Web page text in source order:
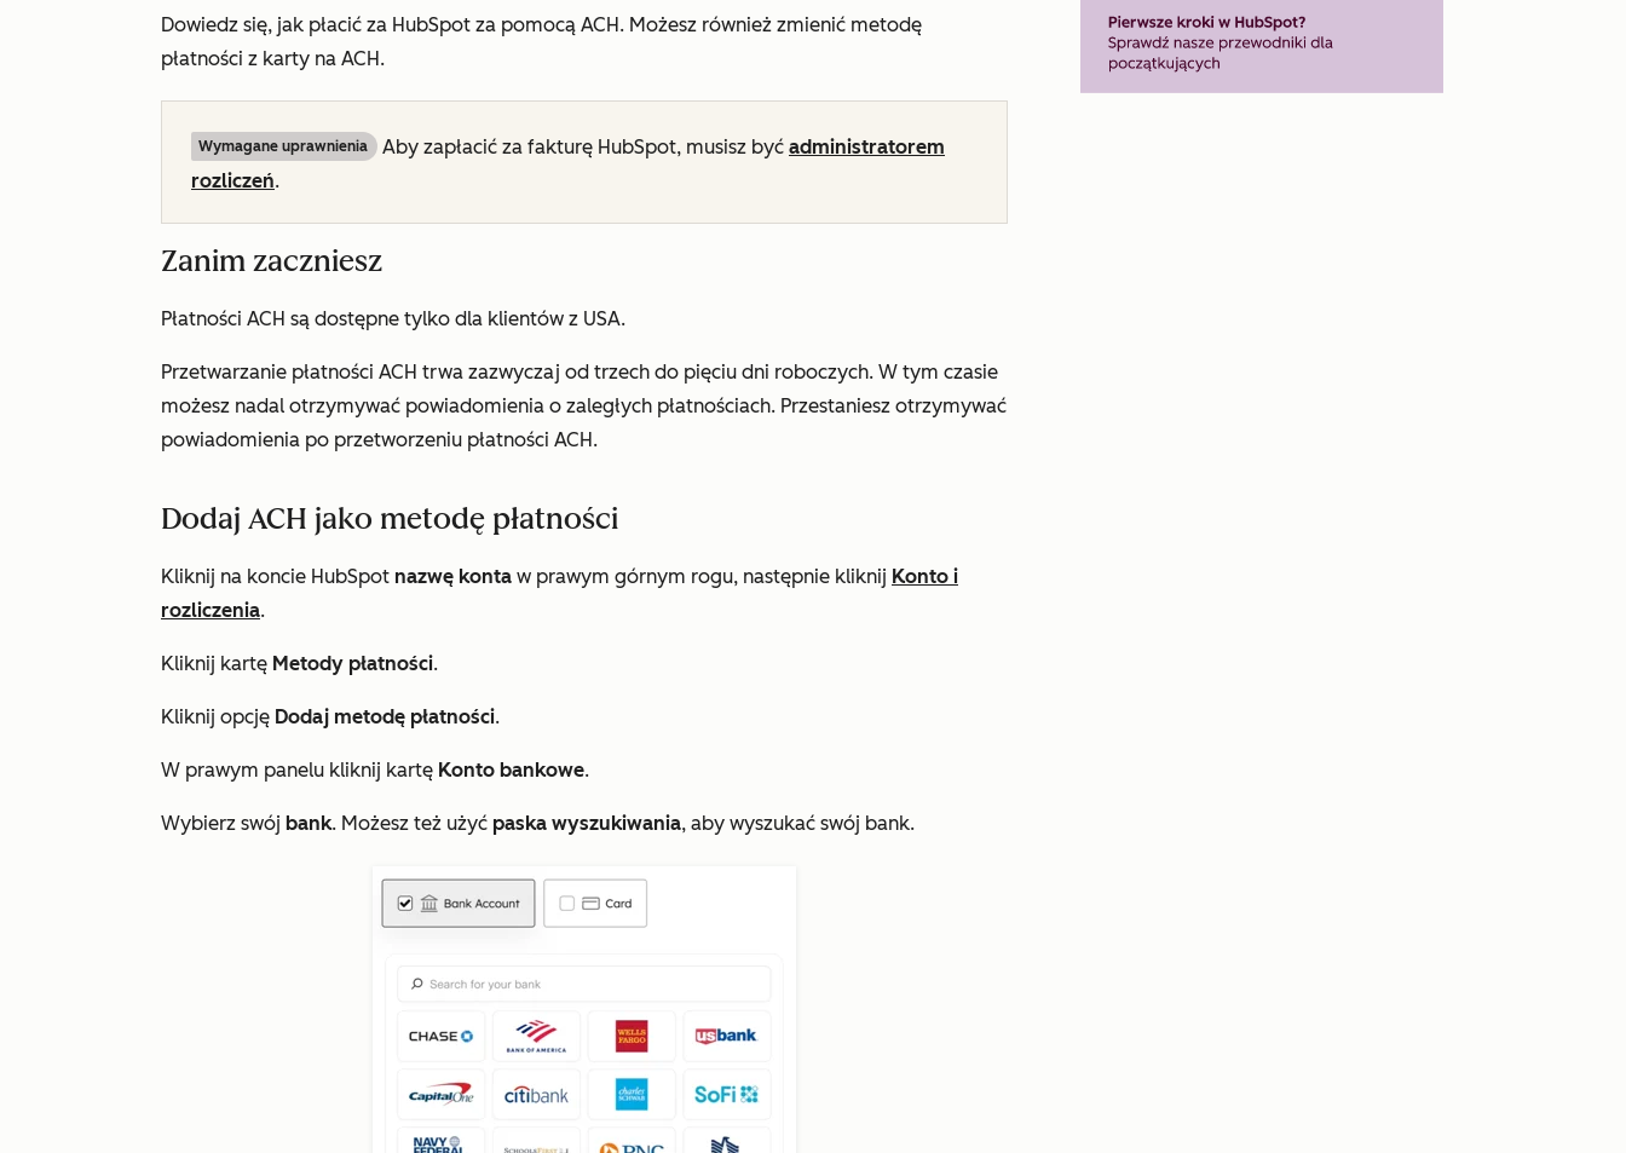
Dowiedz się, jak płacić za HubSpot za pomocą ACH. Możesz również zmienić metodę
płatności z karty na ACH.
Wymagane uprawnienia Aby zapłacić za fakturę HubSpot, musisz być administratorem
rozliczeń.
Zanim zaczniesz
Płatności ACH są dostępne tylko dla klientów z USA.
Przetwarzanie płatności ACH trwa zazwyczaj od trzech do pięciu dni roboczych. W tym czasie
możesz nadal otrzymywać powiadomienia o zaległych płatnościach. Przestaniesz otrzymywać
powiadomienia po przetworzeniu płatności ACH.
Dodaj ACH jako metodę płatności
Kliknij na koncie HubSpot nazwę konta w prawym górnym rogu, następnie kliknij Konto i
rozliczenia.
Kliknij kartę Metody płatności.
Kliknij opcję Dodaj metodę płatności.
W prawym panelu kliknij kartę Konto bankowe.
Wybierz swój bank. Możesz też użyć paska wyszukiwania, aby wyszukać swój bank.